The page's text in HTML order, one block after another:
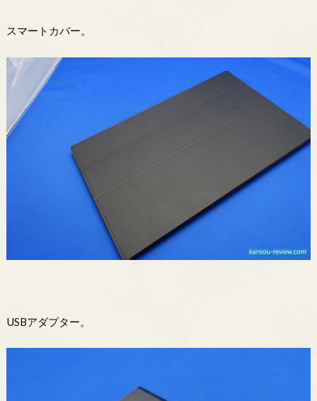
スマートカバー。
USBアダプター。